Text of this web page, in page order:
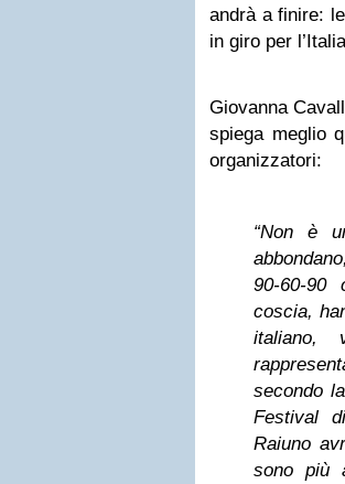
andrà a finire:
in giro per
Giovanna
spiega meglio
organizzatori:
“Non è
90-60-
coscia,
italiano,
secondo
Festival
Raiuno
sono più